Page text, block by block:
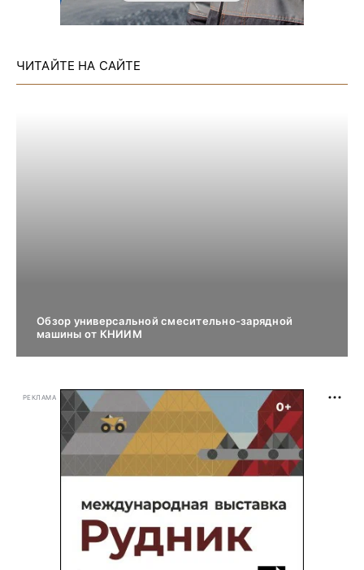
ЧИТАЙТЕ НА САЙТЕ
Обзор универсальной смесительно-зарядной
машины от КНИИМ
РЕКЛАМА